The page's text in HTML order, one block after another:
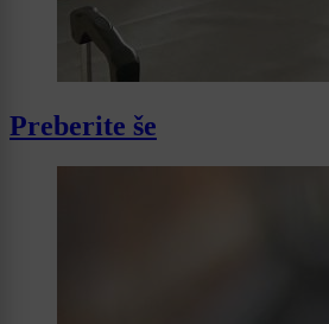
Preberite še